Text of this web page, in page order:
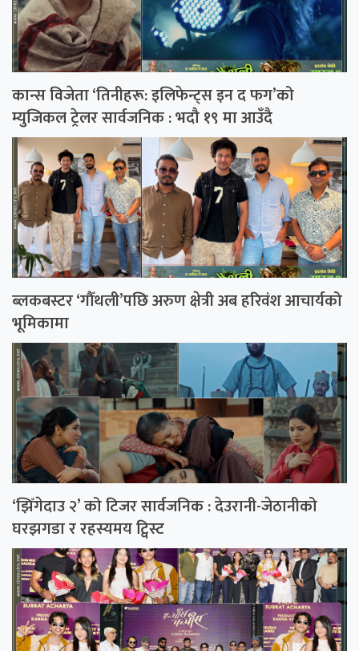
कान्स विजेता ‘तिनीहरू: इलिफेन्ट्स इन द फग’को
म्युजिकल ट्रेलर सार्वजनिक : भदौ १९ मा आउँदै
ब्लकबस्टर ‘गौँथली’पछि अरुण क्षेत्री अब हरिवंश आचार्यको
भूमिकामा
‘झिँगेदाउ २’ को टिजर सार्वजनिक : देउरानी-जेठानीको
घरझगडा र रहस्यमय ट्विस्ट